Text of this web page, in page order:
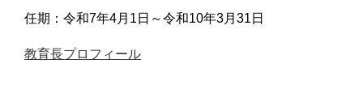
任期：令和7年4月1日～令和10年3月31日
教育長プロフィール